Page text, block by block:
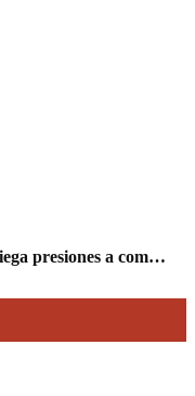
Ángel García niega presiones a comercios y asegura que el Ayuntamiento cumple "de manera muy rigurosa" la Ley de Contratos